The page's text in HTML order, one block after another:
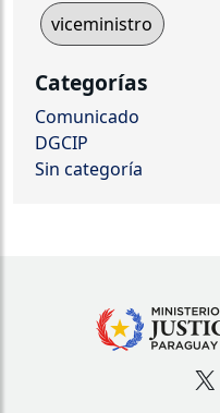
viceministro
Categorías
Comunicado
DGCIP
Sin categoría
X